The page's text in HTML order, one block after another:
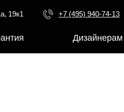
19к1 +7 (495) 940-74-13
Дизайнерам